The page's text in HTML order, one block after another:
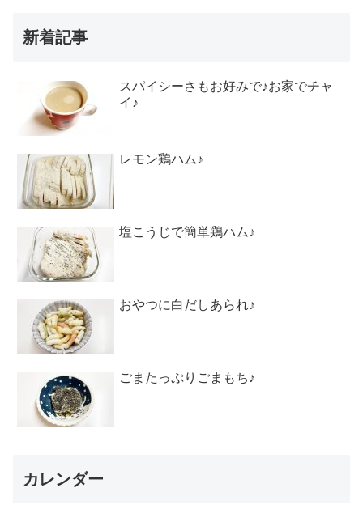
新着記事
スパイシーさもお好みで♪お家でチャ
イ♪
レモン鶏ハム♪
塩こうじで簡単鶏ハム♪
おやつに白だしあられ♪
ごまたっぷりごまもち♪
カレンダー